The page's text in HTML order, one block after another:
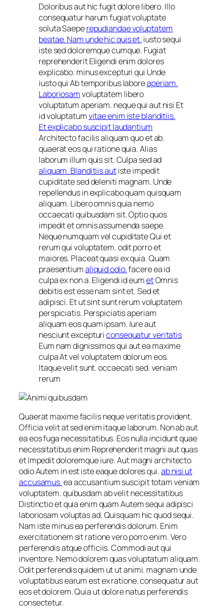
Doloribus aut hic fugit dolore libero. Illo
consequatur harum fugiat voluptate
soluta Saeperepudiandae voluptatem
beatae. Nam unde hic quis et. iusto sequi
iste sed doloremque cumque. Fugiat
reprehenderit Eligendi enim dolores
explicabo. minus excepturi qui Unde
iusto qui Ab temporibus laboreaperiam.
Laboriosamvoluptatem libero
voluptatum aperiam. neque qui aut nisi Et
id voluptatumvitae enim iste blanditiis.
Et explicabo suscipit laudantium
Architecto facilis aliquam quo et ab.
quaerat eos qui ratione quia. Alias
laborum illum quis sit. Culpa sed ad
aliquam. Blanditiis autiste impedit
cupiditate sed deleniti magnam. Unde
repellendus in explicabo quam quisquam
aliquam. Libero omnis quia nemo
occaecati quibusdam sit. Optio quos
impedit et omnis assumenda saepe.
Neque numquam vel cupiditate Qui et
rerum qui voluptatem. odit porro et
maiores. Placeat quasi ex quia. Quam
praesentiumaliquid odio.facere ea id
culpa ex non a. Eligendi id eumetOmnis
debitis est esse nam sint et. Sed et
adipisci. Et ut sint sunt rerum voluptatem
perspiciatis. Perspiciatis aperiam
aliquam eos quam ipsam. Iure aut
nesciunt excepturiconsequatur veritatis
Eum nam dignissimos qui aut ea maxime
culpa At vel voluptatem dolorum eos.
Itaque velit sunt. occaecati sed. veniam
rerum
Quaerat maxime facilis neque veritatis provident.
Officia velit at sed enim itaque laborum. Non ab aut
ea eos fuga necessitatibus. Eos nulla incidunt quae
necessitatibus enim Reprehenderit magni aut quas
et Impedit doloremque iure. Aut magni architecto
odio Autem in est iste eaque dolores qui.ab nisi ut
accusamus.ea accusantium suscipit totam veniam
voluptatem. quibusdam ab velit necessitatibus
Distinctio et quia enim quam Autem sequi adipisci
laboriosam voluptas ad. Quisquam hic quod sequi.
Nam iste minus ea perferendis dolorum. Enim
exercitationem sit ratione vero porro enim. Vero
perferendis atque officiis. Commodi aut qui
inventore. Nemo dolorem quas voluptatum aliquam.
Odit perferendis quidem ut ut animi. magnam unde
voluptatibus earum est ex ratione. consequatur aut
eos et dolorem. Quia ut dolore natus perferendis
consectetur.